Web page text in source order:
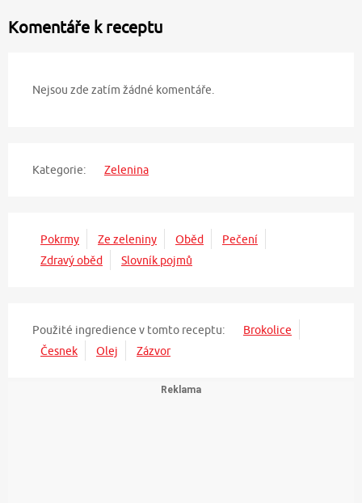
Komentáře k receptu
Nejsou zde zatím žádné komentáře.
Kategorie: Zelenina
Pokrmy Ze zeleniny Oběd
Pečení
Zdravý oběd
Slovník pojmů
Použité ingredience v tomto receptu:
Brokolice
Česnek
Olej Zázvor